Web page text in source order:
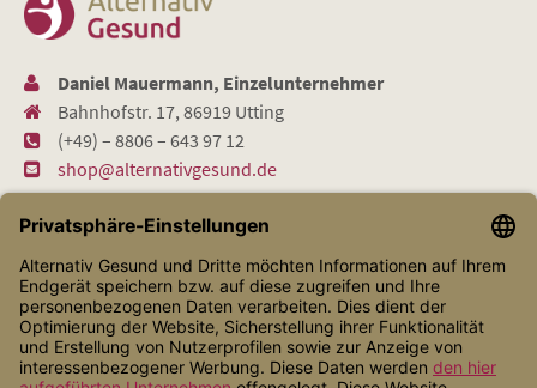
Daniel Mauermann, Einzelunternehmer
Bahnhofstr. 17, 86919 Utting
(+49) – 8806 – 643 97 12
shop@alternativgesund.de
Shop Service